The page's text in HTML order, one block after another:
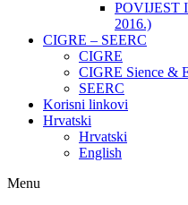
POVIJEST
2016.)
CIGRE – SEERC
CIGRE
CIGRE Sience &
SEERC
Korisni linkovi
Hrvatski
Hrvatski
English
Menu